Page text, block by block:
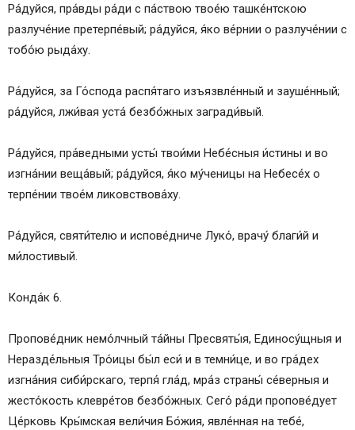
Ра́дуйся, пра́вды ра́ди с па́ствою твое́ю ташке́нтскою
разлуче́ние претерпе́вый; ра́дуйся, я́ко ве́рнии о разлуче́нии с
тобо́ю рыда́ху.
Ра́дуйся, за Го́спода распя́таго изъязвле́нный и зауше́нный;
ра́дуйся, лжи́вая уста́ безбо́жных загради́вый.
Ра́дуйся, пра́ведными усты́ твои́ми Небе́сныя и́стины и во
изгна́нии веща́вый; ра́дуйся, я́ко му́ченицы на Небесе́х о
терпе́нии твое́м ликовствова́ху.
Ра́дуйся, святи́телю и испове́дниче Луко́, врачу́ благи́й и
ми́лостивый.
Конда́к 6.
Пропове́дник немо́лчный та́йны Пресвяты́я, Единосу́щныя и
Неразде́льныя Тро́ицы бы́л еси́ и в темни́це, и во гра́дех
изгна́ния сиби́рскаго, терпя́ гла́д, мра́з страны́ се́верныя и
жесто́кость клевре́тов безбо́жных. Сего́ ра́ди пропове́дует
Це́рковь Кры́мская вели́чия Бо́жия, явле́нная на тебе́,